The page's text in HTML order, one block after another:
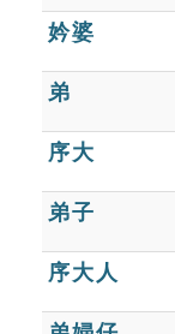
貓頭鷹博士
妗婆
弟
序大
弟子
序大人